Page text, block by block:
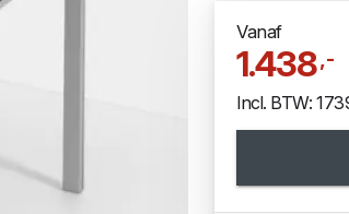
Vanaf
1.438,-
Incl. BTW: